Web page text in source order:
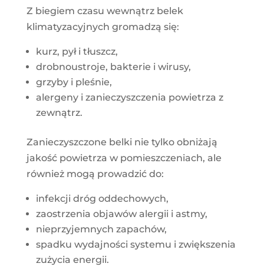
Z biegiem czasu wewnątrz belek
klimatyzacyjnych gromadzą się:
kurz, pył i tłuszcz,
drobnoustroje, bakterie i wirusy,
grzyby i pleśnie,
alergeny i zanieczyszczenia powietrza z
zewnątrz.
Zanieczyszczone belki nie tylko obniżają
jakość powietrza w pomieszczeniach, ale
również mogą prowadzić do:
infekcji dróg oddechowych,
zaostrzenia objawów alergii i astmy,
nieprzyjemnych zapachów,
spadku wydajności systemu i zwiększenia
zużycia energii.